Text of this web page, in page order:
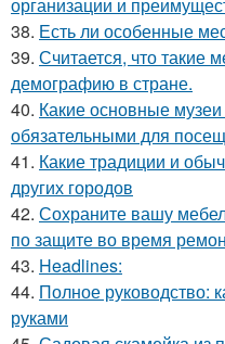
организации и
38. Есть ли особенные
39. Считается, что такие
демографию в стране.
40. Какие основные
обязательными для
41. Какие традиции и
других городов
42. Сохраните вашу
по защите во время
43. Headlines:
44. Полное руководство:
руками